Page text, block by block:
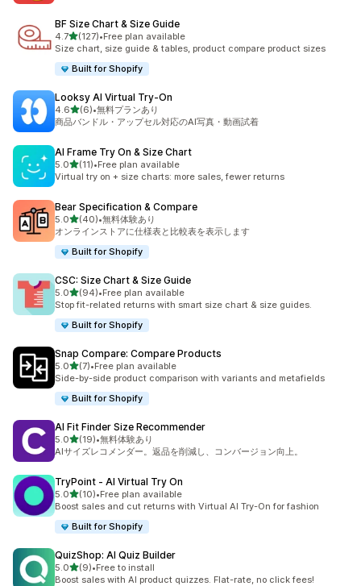
BF Size Chart & Size Guide
4.75つ星中
(127)
合計レビュー数：127件
•Free plan available
Size chart, size guide & tables, product compare product sizes
Built for Shopify
Looksy AI Virtual Try‑On
4.65つ星中
(6)
合計レビュー数：6件
•無料プランあり
商品バンドル・アップセル対応のAI写真・動画試着
AI Frame Try On & Size Chart
5.05つ星中
(11)
合計レビュー数：11件
•Free plan available
Virtual try on + size charts: more sales, fewer returns
Bear Specification & Compare
5.05つ星中
(40)
合計レビュー数：40件
•無料体験あり
オンラインストアに仕様表と比較表を表示します
Built for Shopify
CSC: Size Chart & Size Guide
5.05つ星中
(94)
合計レビュー数：94件
•Free plan available
Stop fit-related returns with smart size chart & size guides.
Built for Shopify
Snap Compare: Compare Products
5.05つ星中
(7)
合計レビュー数：7件
•Free plan available
Side-by-side product comparison with variants and metafields
Built for Shopify
AI Fit Finder Size Recommender
5.05つ星中
(19)
合計レビュー数：19件
•無料体験あり
AIサイズレコメンダー。返品を削減し、コンバージョン向上。
TryPoint ‑ AI Virtual Try On
5.05つ星中
(10)
合計レビュー数：10件
•Free plan available
Boost sales and cut returns with Virtual AI Try-On for fashion
Built for Shopify
QuizShop: AI Quiz Builder
5.05つ星中
(9)
合計レビュー数：9件
•Free to install
Boost sales with AI product quizzes. Flat-rate, no click fees!